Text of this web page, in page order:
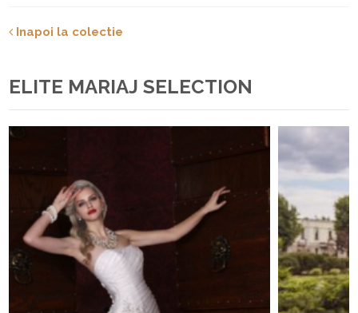
Inapoi la colectie
ELITE MARIAJ SELECTION